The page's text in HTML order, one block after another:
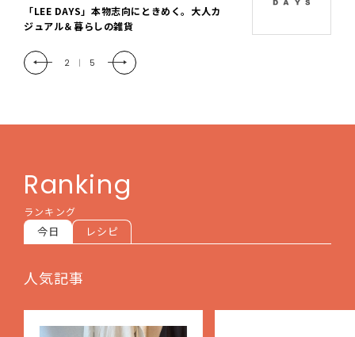
「LEE DAYS」本物志向にときめく。大人カ
ジュアル＆暮らしの雑貨
2 | 5
Ranking
ランキング
今日 レシピ
人気記事